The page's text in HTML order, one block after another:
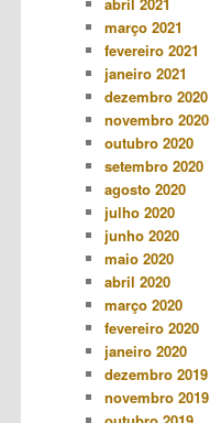
abril 2021
março 2021
fevereiro 2021
janeiro 2021
dezembro 2020
novembro 2020
outubro 2020
setembro 2020
agosto 2020
julho 2020
junho 2020
maio 2020
abril 2020
março 2020
fevereiro 2020
janeiro 2020
dezembro 2019
novembro 2019